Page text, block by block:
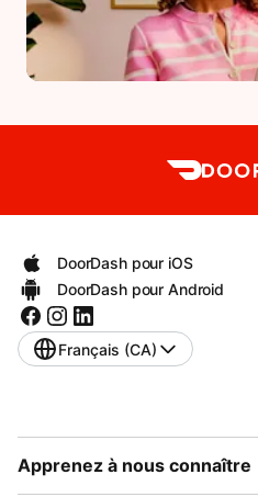
DoorDash pour iOS
DoorDash pour Android
Français (CA)
Apprenez à nous connaître